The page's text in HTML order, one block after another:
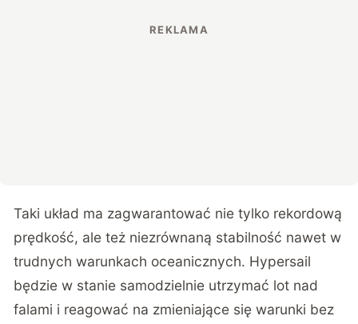
Taki układ ma zagwarantować nie tylko rekordową
prędkość, ale też niezrównaną stabilność nawet w
trudnych warunkach oceanicznych. Hypersail
będzie w stanie samodzielnie utrzymać lot nad
falami i reagować na zmieniające się warunki bez